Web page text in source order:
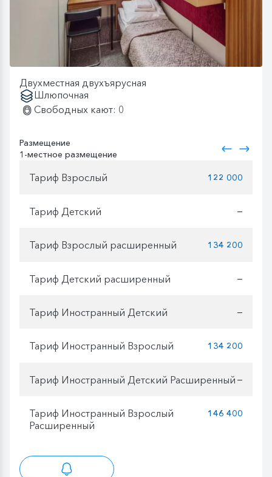
Двухместная двухъярусная
Шлюпочная
Свободных кают: 0
Размещение
1-местное размещение
Тариф Взрослый 122 000
Тариф Детский —
Тариф Взрослый расширенный 134 200
Тариф Детский расширенный —
Тариф Иностранный Детский —
Тариф Иностранный Взрослый 134 200
Тариф Иностранный Детский Расширенный —
Тариф Иностранный Взрослый
Расширенный
146 400